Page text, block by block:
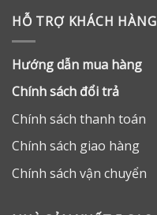
HỖ TRỢ KHÁCH HÀNG
Hướng dẫn mua hàng
Chính sách đổi trả
Chính sách thanh toán
Chính sách giao hàng
Chính sách vận chuyển